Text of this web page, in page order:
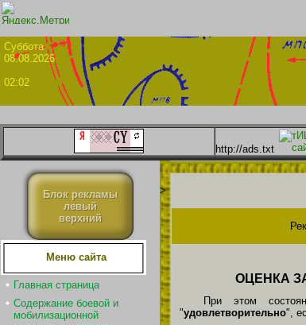
08.08.2026
02:02
http://ads.txt
Блок рекламы
левый
верхний
Меню сайта
Главная страница
Содержание боевой и
мобилизационной
>
ОЦЕНКА
При этом
"удовлетворительно",